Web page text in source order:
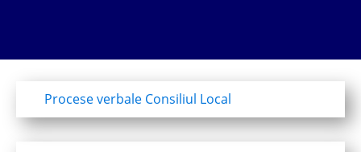
Procese verbale Consiliul Local